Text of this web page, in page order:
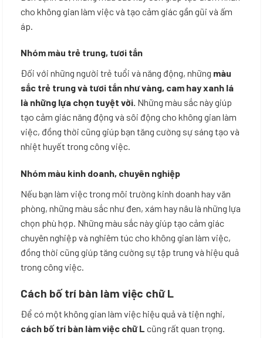
cho không gian làm việc và tạo cảm giác gần gũi và ấm
áp.
Nhóm màu trẻ trung, tươi tắn
Đối với những người trẻ tuổi và năng động, những màu
sắc trẻ trung và tươi tắn như vàng, cam hay xanh lá
là những lựa chọn tuyệt vời. Những màu sắc này giúp
tạo cảm giác năng động và sôi động cho không gian làm
việc, đồng thời cũng giúp bạn tăng cường sự sáng tạo và
nhiệt huyết trong công việc.
Nhóm màu kinh doanh, chuyên nghiệp
Nếu bạn làm việc trong môi trường kinh doanh hay văn
phòng, những màu sắc như đen, xám hay nâu là những lựa
chọn phù hợp. Những màu sắc này giúp tạo cảm giác
chuyên nghiệp và nghiêm túc cho không gian làm việc,
đồng thời cũng giúp tăng cường sự tập trung và hiệu quả
trong công việc.
Cách bố trí bàn làm việc chữ L
Để có một không gian làm việc hiệu quả và tiện nghi,
cách bố trí bàn làm việc chữ L cũng rất quan trọng.